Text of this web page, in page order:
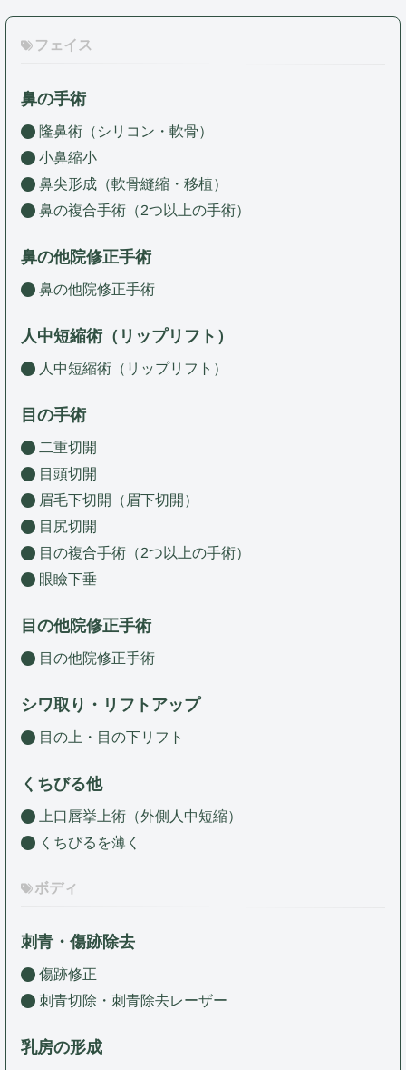
フェイス
鼻の手術
隆鼻術（シリコン・軟骨）
小鼻縮小
鼻尖形成（軟骨縫縮・移植）
鼻の複合手術（2つ以上の手術）
鼻の他院修正手術
鼻の他院修正手術
人中短縮術（リップリフト）
人中短縮術（リップリフト）
目の手術
二重切開
目頭切開
眉毛下切開（眉下切開）
目尻切開
目の複合手術（2つ以上の手術）
眼瞼下垂
目の他院修正手術
目の他院修正手術
シワ取り・リフトアップ
目の上・目の下リフト
くちびる他
上口唇挙上術（外側人中短縮）
くちびるを薄く
ボディ
刺青・傷跡除去
傷跡修正
刺青切除・刺青除去レーザー
乳房の形成